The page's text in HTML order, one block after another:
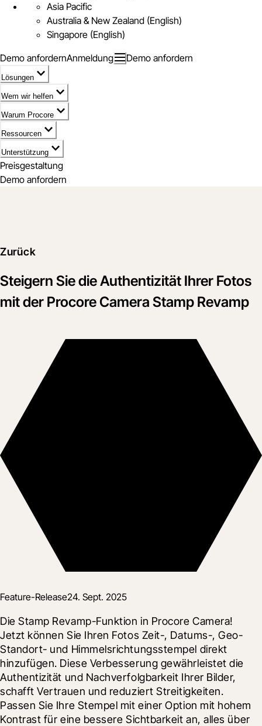
Asia Pacific
Australia & New Zealand (English)
Singapore (English)
Demo anfordernAnmeldung Demo anfordern
Lösungen
Wem wir helfen
Warum Procore
Ressourcen
Unterstützung
Preisgestaltung
Demo anfordern
Zurück
Steigern Sie die Authentizität Ihrer Fotos
mit der Procore Camera Stamp Revamp
Feature-Release24. Sept. 2025
Die Stamp Revamp-Funktion in Procore Camera!
Jetzt können Sie Ihren Fotos Zeit-, Datums-, Geo-
Standort- und Himmelsrichtungsstempel direkt
hinzufügen. Diese Verbesserung gewährleistet die
Authentizität und Nachverfolgbarkeit Ihrer Bilder,
schafft Vertrauen und reduziert Streitigkeiten.
Passen Sie Ihre Stempel mit einer Option mit hohem
Kontrast für eine bessere Sichtbarkeit an, alles über